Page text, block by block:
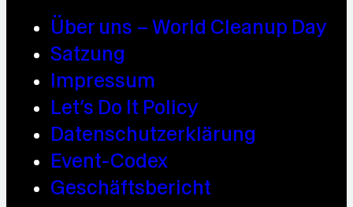
Über uns – World Cleanup Day
Satzung
Impressum
Let’s Do It Policy
Datenschutzerklärung
Event-Codex
Geschäftsbericht